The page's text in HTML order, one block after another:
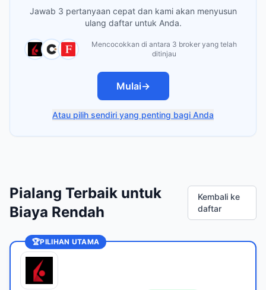
Jawab 3 pertanyaan cepat dan kami akan menyusun
ulang daftar untuk Anda.
Mencocokkan di antara 3 broker yang telah
ditinjau
Mulai→
Atau pilih sendiri yang penting bagi Anda
Pialang Terbaik untuk
Biaya Rendah
Kembali ke
daftar
🏆PILIHAN UTAMA